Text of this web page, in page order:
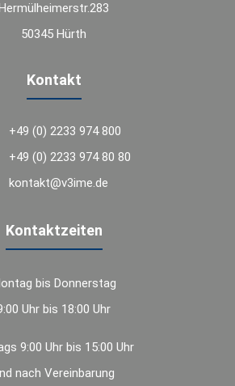
50345 Hürth
Kontakt
+49 (0) 2233 974 800
+49 (0) 2233 974 80 80
kontakt@v3ime.de
Kontaktzeiten
bis Donnerstag
Uhr bis 18:00 Uhr
9:00 Uhr bis 15:00 Uhr
nach Vereinbarung